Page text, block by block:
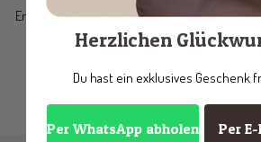
Enthält das Kuscheltier einen Quitscher?
Herzlichen
Du hast ein exklusives Geschenk
Per WhatsApp abholen Per